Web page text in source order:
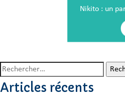
Nikito : un
Rechercher :
Articles récents